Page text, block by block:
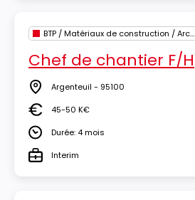
BTP / Matériaux de construction / Architecture
Chef de chantier F/H
Lieu Argenteuil - 95100
Salaire45-50 K€
DuréeDurée: 4 mois
TypeInterim